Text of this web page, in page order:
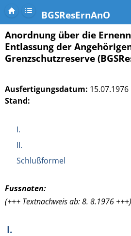
BGSResErnAnO
Anordnung über die
Entlassung der
Grenzschutzreserve
Ausfertigungsdatum: 15.07.1976
Stand:
I.
II.
Schlußformel
Fussnoten:
(+++ Textnachweis ab: 8. 8.1976 +++)
I.